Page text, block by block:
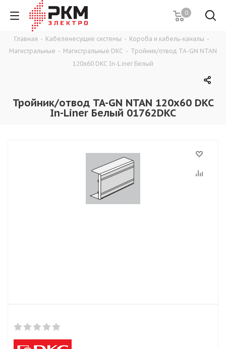
0
Главная - Кабеленесущие системы - Короба и кабель-каналы -
Магистральные - Магистральные DKC - Тройник/отвод TA-GN NTAN
120x60 DKC In-Liner Белый
Тройник/отвод TA-GN NTAN 120x60 DKC
In-Liner Белый 01762DKC